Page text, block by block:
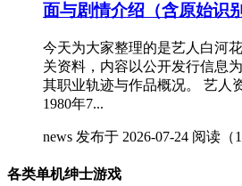
面与剧情介绍（含原始识
今天为大家整理的是艺人白河
关资料，内容以公开发行信息
其职业轨迹与作品概况。 艺人
1980年7...
news 发布于 2026-07-24 阅读（
各类单机绅士游戏